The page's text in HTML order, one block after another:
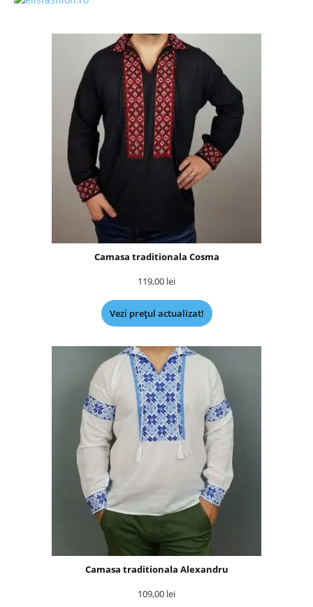
Camasa traditionala Cosma
119,00 lei
Vezi prețul actualizat!
Camasa traditionala Alexandru
109,00 lei